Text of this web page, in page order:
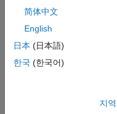
버전 내역
R2006a 이전에 개발됨
简体中文
English
日本 (日本語)
한국 (한국어)
지